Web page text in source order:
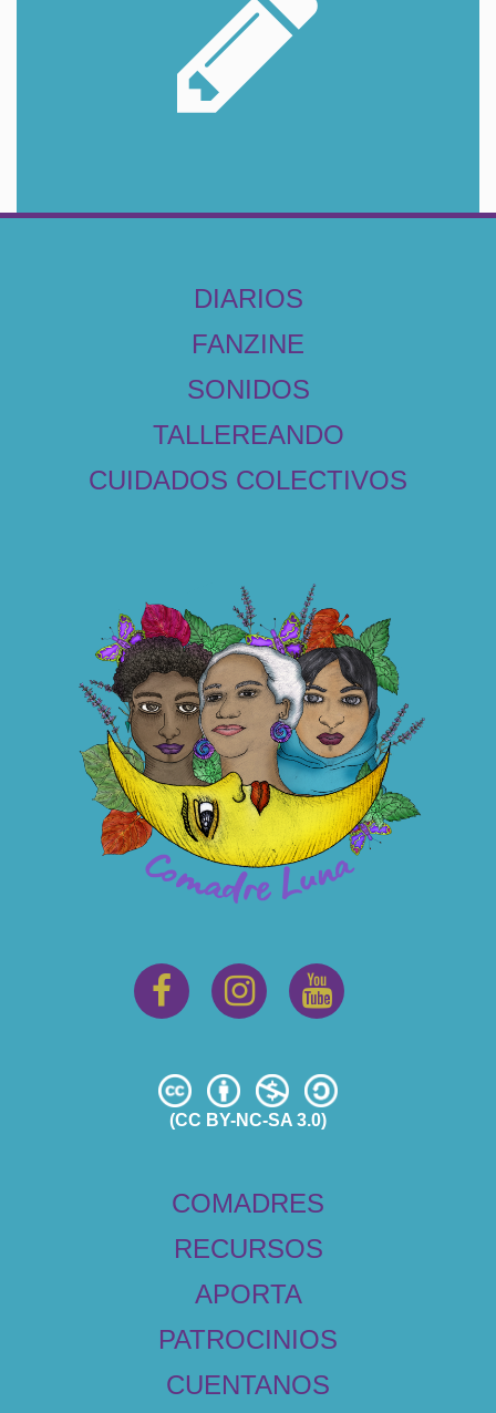
DIARIOS
FANZINE
SONIDOS
TALLEREANDO
CUIDADOS COLECTIVOS
(CC BY-NC-SA 3.0)
COMADRES
RECURSOS
APORTA
PATROCINIOS
CUENTANOS